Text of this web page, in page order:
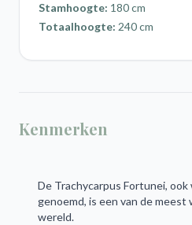
Stamhoogte: 180 cm
Totaalhoogte: 240 cm
Kenmerken
De Trachycarpus Fortunei, ook
genoemd, is een van de
wereld.